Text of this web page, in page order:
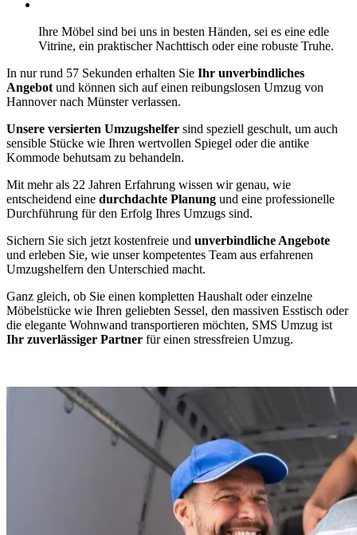
Ihre Möbel sind bei uns in besten Händen, sei es eine edle
Vitrine, ein praktischer Nachttisch oder eine robuste Truhe.
In nur rund 57 Sekunden erhalten Sie Ihr unverbindliches
Angebot und können sich auf einen reibungslosen Umzug von
Hannover nach Münster verlassen.
Unsere versierten Umzugshelfer sind speziell geschult, um auch
sensible Stücke wie Ihren wertvollen Spiegel oder die antike
Kommode behutsam zu behandeln.
Mit mehr als 22 Jahren Erfahrung wissen wir genau, wie
entscheidend eine durchdachte Planung und eine professionelle
Durchführung für den Erfolg Ihres Umzugs sind.
Sichern Sie sich jetzt kostenfreie und unverbindliche Angebote
und erleben Sie, wie unser kompetentes Team aus erfahrenen
Umzugshelfern den Unterschied macht.
Ganz gleich, ob Sie einen kompletten Haushalt oder einzelne
Möbelstücke wie Ihren geliebten Sessel, den massiven Esstisch oder
die elegante Wohnwand transportieren möchten, SMS Umzug ist
Ihr zuverlässiger Partner für einen stressfreien Umzug.